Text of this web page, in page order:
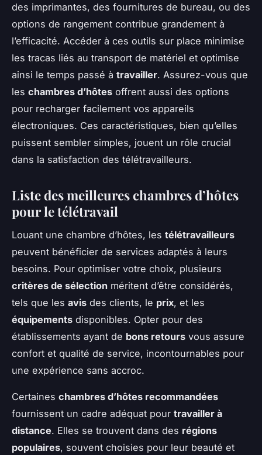
des imprimantes, des fournitures de bureau, ou des
options de rangement contribue grandement à
l’efficacité. Accéder à ces outils sur place minimise
les tracas liés au transport de matériel et optimise
ainsi le temps passé à travailler. Assurez-vous que
les chambres d’hôtes offrent aussi des options
pour recharger facilement vos appareils
électroniques. Ces caractéristiques, bien qu’elles
puissent sembler simples, jouent un rôle crucial
dans la satisfaction des télétravailleurs.
Liste des meilleures chambres d’hôtes
pour le télétravail
Louant une chambre d’hôtes, les télétravailleurs
peuvent bénéficier de services adaptés à leurs
besoins. Pour optimiser votre choix, plusieurs
critères de sélection méritent d’être considérés,
tels que les avis des clients, le prix, et les
équipements disponibles. Opter pour des
établissements ayant de bons retours vous assure
confort et qualité de service, incontournables pour
une expérience sans accroc.
Certaines chambres d’hôtes recommandées
fournissent un cadre adéquat pour travailler à
distance. Elles se trouvent dans des régions
populaires, souvent choisies pour leur beauté et